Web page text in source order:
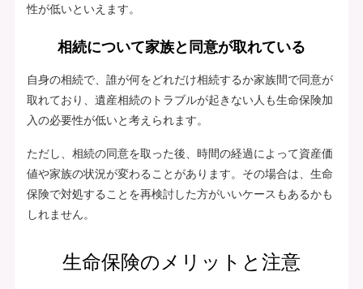
性が低いといえます。
相続について家族と同意が取れている
自身の相続で、誰が何をどれだけ相続するか家族間で同意が
取れており、遺産相続のトラブルが起きない人も生命保険加
入の必要性が低いと考えられます。
ただし、相続の同意を取った後、時間の経過によって資産価
値や家族の状況が変わることがあります。その場合は、生命
保険で対処することを再検討した方がいいケースもあるかも
しれません。
生命保険のメリットと注意